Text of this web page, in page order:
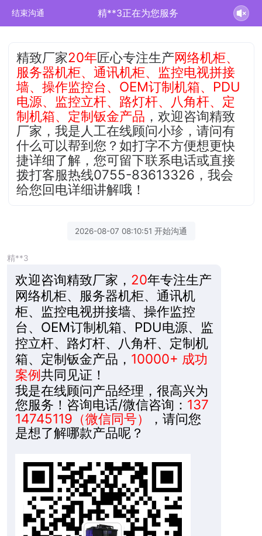
结束沟通 精**3正在为您服务
精致厂家20年匠心专注生产网络机柜、
服务器机柜、通讯机柜、监控电视拼接
墙、操作监控台、OEM订制机箱、PDU
电源、监控立杆、路灯杆、八角杆、定
制机箱、定制钣金产品 ，欢迎咨询精致
厂家，我是人工在线顾问小珍，请问有
什么可以帮到您？如打字不方便想更快
捷详细了解，您可留下联系电话或直接
拨打客服热线0755-83613326，我会
给您回电详细讲解哦！
2026-08-07 08:10:51 开始沟通
精**3
欢迎咨询精致厂家， 20年专注生产
网络机柜、服务器机柜、通讯机
柜、监控电视拼接墙、操作监控
台、OEM订制机箱、PDU电源、监
控立杆、路灯杆、八角杆、定制机
箱、定制钣金产品， 10000+ 成功
案例共同见证！
我是在线顾问产品经理，很高兴为
您服务！咨询电话/微信咨询： 137
14745119（微信同号）
，请问您
是想了解哪款产品呢？